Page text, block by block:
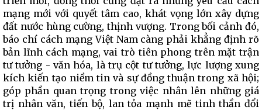
mạng mới với quyết tâm cao, khát vọng lớn xây dựng
đất nước hùng cường, thịnh vượng. Trong bối cảnh đó,
báo chí cách mạng Việt Nam càng phải khẳng định rõ
bản lĩnh cách mạng, vai trò tiên phong trên mặt trận
tư tưởng - văn hóa, là trụ cột tư tưởng, lực lượng xung
kích kiến tạo niềm tin và sự đồng thuận trong xã hội;
góp phần quan trọng trong việc nhân lên những giá
trị nhân văn, tiến bộ, lan tỏa mạnh mẽ tinh thần đổi